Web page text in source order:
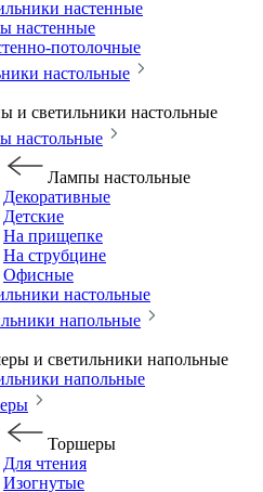
настенные
настенные
потолочные
настольные
и светильники настольные
настольные
Лампы настольные
Декоративные
Детские
На прищепке
На струбцине
Офисные
настольные
напольные
и светильники напольные
напольные
Торшеры
Для чтения
Изогнутые